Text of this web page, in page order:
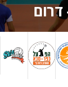
דרום